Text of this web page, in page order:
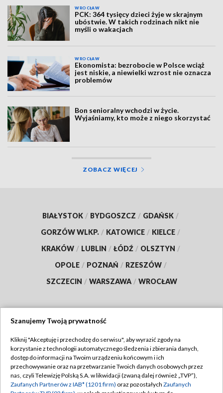
WROCŁAW
PCK: 364 tysięcy dzieci żyje w skrajnym
ubóstwie. W takich rodzinach nikt nie
myśli o wakacjach
WROCŁAW
Ekonomista: bezrobocie w Polsce wciąż
jest niskie, a niewielki wzrost nie oznacza
problemów
Bon senioralny wchodzi w życie.
Wyjaśniamy, kto może z niego skorzystać
ZOBACZ WIĘCEJ
BIAŁYSTOK / BYDGOSZCZ / GDAŃSK /
GORZÓW WLKP. / KATOWICE / KIELCE /
KRAKÓW / LUBLIN / ŁÓDŹ / OLSZTYN /
OPOLE / POZNAŃ / RZESZÓW /
SZCZECIN / WARSZAWA / WROCŁAW
TVP
Abonament TVP
Emisja w TVP
Regulamin TVP
Polityka prywatności
Szanujemy Twoją prywatność
Kliknij "Akceptuję i przechodzę do serwisu", aby wyrazić zgody na
korzystanie z technologii automatycznego śledzenia i zbierania danych,
dostęp do informacji na Twoim urządzeniu końcowym i ich
przechowywanie oraz na przetwarzanie Twoich danych osobowych przez
nas, czyli Telewizję Polską S.A. w likwidacji (zwaną dalej również „TVP”),
Zaufanych Partnerów z IAB* (1201 firm) oraz pozostałych Zaufanych